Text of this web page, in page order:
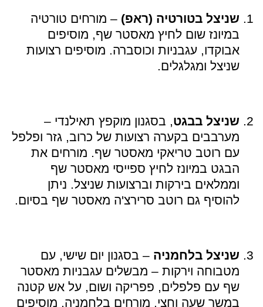
שניצל בטורטיה (ראפ) – מורחים טורטיה
במיונז שום לחיץ מאסטר שף, מוסיפים
אבוקדו, עגבניות וכוסברה. מוסיפים רצועות
שניצל ומגלגלים.
שניצל בבגט, בסגנון מוקפץ תאילנדי –
מערבבים בקערה רצועות של כרוב, גזר ופלפל
עם רוטב טריאקי מאסטר שף. מורחים את
הבגט במיונז לחיץ ספייסי מאסטר שף
וממלאים בירקות וברצועות שניצל. ניתן
להוסיף גם רוטב סרירצ'ה מאסטר שף בסיום.
שניצל בלחמניה – בסגנון יום שישי, עם
מטבוחה וירקות – מבשלים עגבניות מאסטר
שף עם פלפלים, פפריקה ושום, על אש קטנה
במשך שעה וחצי. מורחים בלחמניה, מוסיפים